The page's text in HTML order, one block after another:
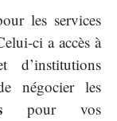
les services
ci a accès à
négocier les
pour vos